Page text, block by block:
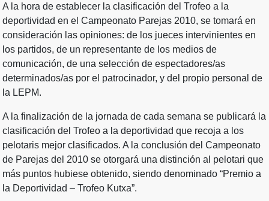
A la hora de establecer la clasificación del Trofeo a la
deportividad en el Campeonato Parejas 2010, se tomará en
consideración las opiniones: de los jueces intervinientes en
los partidos, de un representante de los medios de
comunicación, de una selección de espectadores/as
determinados/as por el patrocinador, y del propio personal de
la LEPM.
A la finalización de la jornada de cada semana se publicará la
clasificación del Trofeo a la deportividad que recoja a los
pelotaris mejor clasificados. A la conclusión del Campeonato
de Parejas del 2010 se otorgará una distinción al pelotari que
más puntos hubiese obtenido, siendo denominado “Premio a
la Deportividad – Trofeo Kutxa”.